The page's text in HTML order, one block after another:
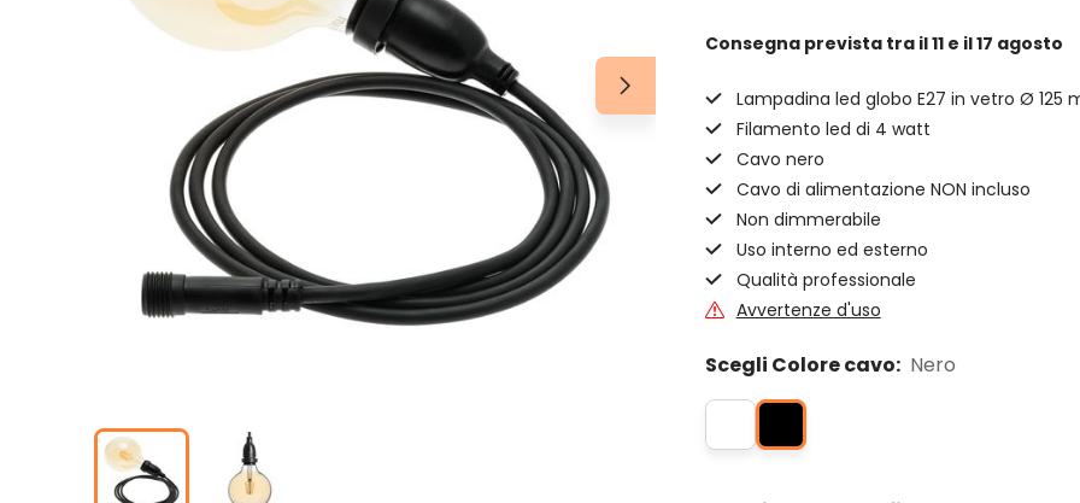
Consegna prevista tra il 11 e il 17 agosto
Lampadina led globo E27 in vetro Ø 125
Filamento led di 4 watt
Cavo nero
Cavo di alimentazione NON incluso
Non dimmerabile
Uso interno ed esterno
Qualità professionale
Avvertenze d'uso
Scegli Colore cavo: Nero